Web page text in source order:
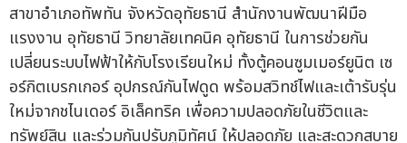
สาขาอำเภอทัพทัน จังหวัดอุทัยธานี สำนักงานพัฒนาฝีมือ
แรงงาน อุทัยธานี วิทยาลัยเทคนิค อุทัยธานี ในการช่วยกัน
เปลี่ยนระบบไฟฟ้าให้กับโรงเรียนใหม่ ทั้งตู้คอนซูมเมอร์ยูนิต เซ
อร์กิตเบรกเกอร์ อุปกรณ์กันไฟดูด พร้อมสวิทช์ไฟและเต้ารับรุ่น
ใหม่จากชไนเดอร์ อิเล็คทริค เพื่อความปลอดภัยในชีวิตและ
ทรัพย์สิน และร่วมกันปรับภูมิทัศน์ ให้ปลอดภัย และสะดวกสบาย